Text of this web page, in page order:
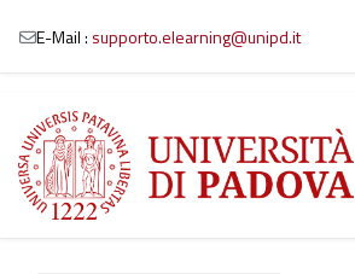
Zum Hauptinhalt
E-Mail : supporto.elearning@unipd.it